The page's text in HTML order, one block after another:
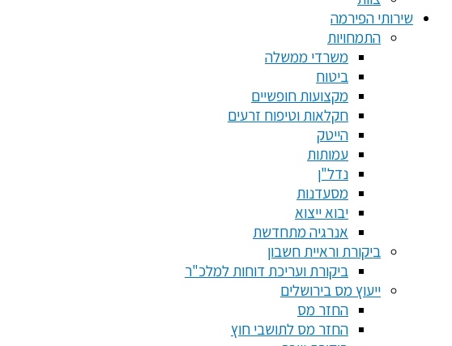
שירותי הפירמה
התמחויות
משרדי ממשלה
ביטוח
מקצועות חופשיים
חקלאות וטיפוח זרעים
הייטק
עמותות
נדל"ן
מסעדנות
יבוא ייצוא
אנרגיה מתחדשת
ביקורת וראיית חשבון
ביקורת ועריכת דוחות למלכ"ר
ייעוץ מס בירושלים
החזר מס
החזר מס לתושבי חוץ